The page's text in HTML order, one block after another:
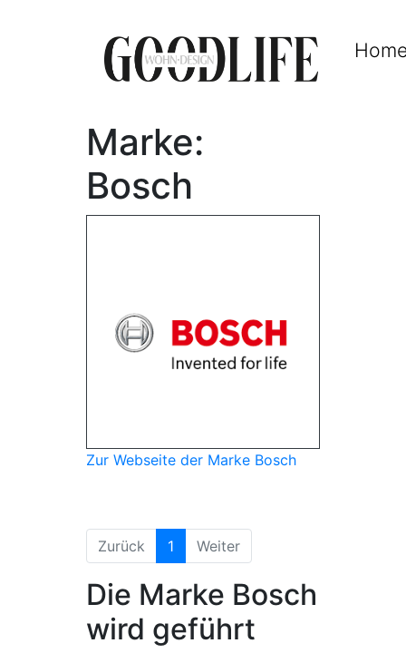
Marke:
Bosch
Zur Webseite der Marke Bosch
Zurück 1 (aktuell)
Weiter
Die Marke Bosch
wird geführt